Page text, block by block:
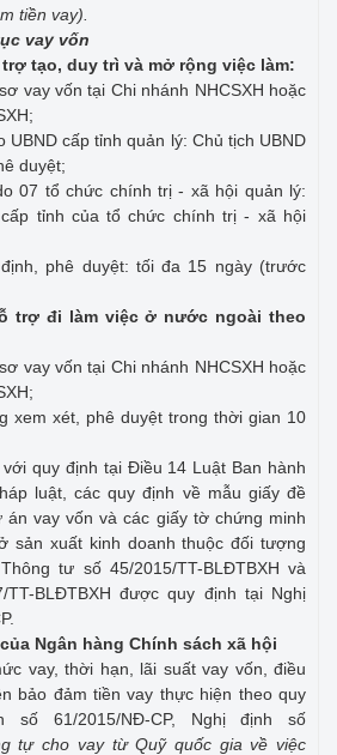
tiền vay).
vay vốn
tạo, duy trì và mở rộng việc làm:
vay vốn tại Chi nhánh NHCSXH hoặc
cấp tỉnh quản lý: Chủ tịch UBND
duyệt;
07 tổ chức chính trị - xã hội quản lý:
tỉnh của tổ chức chính trị - xã hội
phê duyệt: tối đa 15 ngày (trước
trợ đi làm việc ở nước ngoài theo
vay vốn tại Chi nhánh NHCSXH hoặc
xem xét, phê duyệt trong thời gian 10
quy định tại Điều 14 Luật Ban hành
luật, các quy định về mẫu giấy đề
án vay vốn và các giấy tờ chứng minh
sản xuất kinh doanh thuộc đối tượng
tư số 45/2015/TT-BLĐTBXH và
TT-BLĐTBXH được quy định tại Nghị
Ngân hàng Chính sách xã hội
vay, thời hạn, lãi suất vay vốn, điều
bảo đảm tiền vay thực hiện theo quy
số 61/2015/NĐ-CP, Nghị định số
tự cho vay từ Quỹ quốc gia về việc